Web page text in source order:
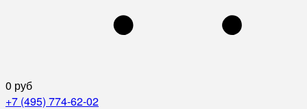
0 руб
+7 (495) 774-62-02